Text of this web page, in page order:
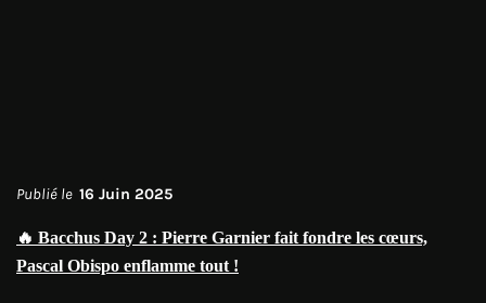
Publié le 16 Juin 2025
🔥 Bacchus Day 2 : Pierre Garnier fait fondre les cœurs,
Pascal Obispo enflamme tout !